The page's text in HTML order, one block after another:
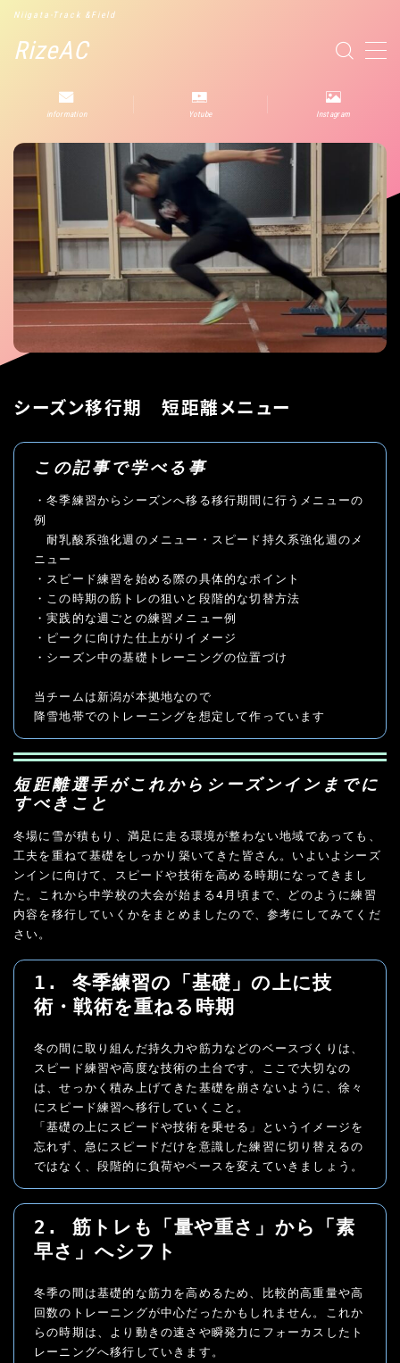
RizeAC
Niigata-Track &Field
MENU
information Yotube Instagram
シーズン移行期 短距離メニュー
この記事で学べる事
・冬季練習からシーズンへ移る移行期間に行うメニューの
例
耐乳酸系強化週のメニュー・スピード持久系強化週のメ
ニュー
・スピード練習を始める際の具体的なポイント
・この時期の筋トレの狙いと段階的な切替方法
・実践的な週ごとの練習メニュー例
・ピークに向けた仕上がりイメージ
・シーズン中の基礎トレーニングの位置づけ
当チームは新潟が本拠地なので
降雪地帯でのトレーニングを想定して作っています
短距離選手がこれからシーズンインまでに
すべきこと
冬場に雪が積もり、満足に走る環境が整わない地域であっても、
工夫を重ねて基礎をしっかり築いてきた皆さん。いよいよシーズ
ンインに向けて、スピードや技術を高める時期になってきまし
た。これから中学校の大会が始まる4月頃まで、どのように練習
内容を移行していくかをまとめましたので、参考にしてみてくだ
さい。
1. 冬季練習の「基礎」の上に技
術・戦術を重ねる時期
冬の間に取り組んだ持久力や筋力などのベースづくりは、
スピード練習や高度な技術の土台です。ここで大切なの
は、せっかく積み上げてきた基礎を崩さないように、徐々
にスピード練習へ移行していくこと。
「基礎の上にスピードや技術を乗せる」というイメージを
忘れず、急にスピードだけを意識した練習に切り替えるの
ではなく、段階的に負荷やペースを変えていきましょう。
2. 筋トレも「量や重さ」から「素
早さ」へシフト
冬季の間は基礎的な筋力を高めるため、比較的高重量や高
回数のトレーニングが中心だったかもしれません。これか
らの時期は、より動きの速さや瞬発力にフォーカスしたト
レーニングへ移行していきます。